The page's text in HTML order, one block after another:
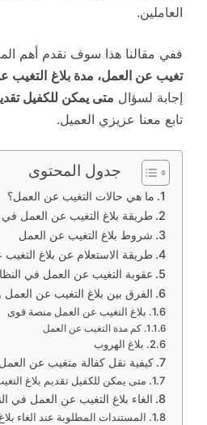
العاملين.
ففي مقالنا هذا سوف نقدم أهم
تغيب عن العمل، مدة بلاغ التغيب
إجابة لسؤال متى يمكن للكفيل
تابع معنا عزيزي العميل.
جدول المحتوى
ما هي حالات التغيب عن العمل؟
طريقة بلاغ التغيب عن العمل في
شروط بلاغ التغيب عن العمل
طريقة الاستعلام عن بلاغ
عقوبة التغيب عن العمل في
الفرق بين بلاغ التغيب عن العمل
بلاغ التغيب عن العمل منصة قوى
كم مدة التغيب عن العمل
بلاغ الهروب
كيفية نقل كفالة متغيب عن العمل
متى يمكن للكفيل تقديم بلاغ
الغاء بلاغ التغيب عن العمل في
المستندات المطلوبة عند الغاء